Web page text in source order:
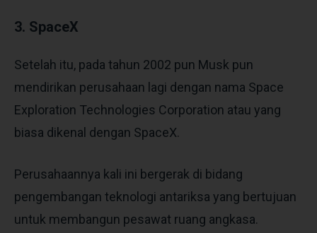
3. SpaceX
Setelah itu, pada tahun 2002 pun Musk pun
mendirikan perusahaan lagi dengan nama Space
Exploration Technologies Corporation atau yang
biasa dikenal dengan SpaceX.
Perusahaannya kali ini bergerak di bidang
pengembangan teknologi antariksa yang bertujuan
untuk membangun pesawat ruang angkasa.